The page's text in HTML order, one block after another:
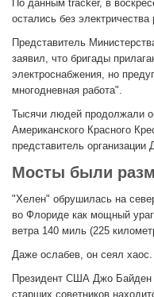
По данным tracker, в
остались без
Представитель
заявил, что бригады
электроснабжения, но
многодневная работа".
Тысячи людей продолжали
Американского Красного
представитель
Мосты были
"Хелен" обрушилась на
во Флориде как мощный
ветра 140 миль (225
Даже ослабев, он сеял хаос.
Президент США Джо Байден
старших советников